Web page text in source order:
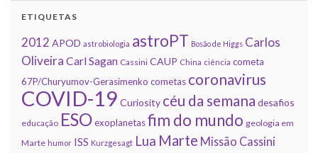
ETIQUETAS
2012 APOD astrobiologia astroPT Bosão de Higgs Carlos
Oliveira Carl Sagan Cassini CAUP China ciência cometa
67P/Churyumov-Gerasimenko cometas coronavirus
COVID-19 Curiosity céu da semana desafios
educação ESOexoplanetasfim do mundo geologia em
Marte humor ISS Kurzgesagt Lua Marte Missão Cassini